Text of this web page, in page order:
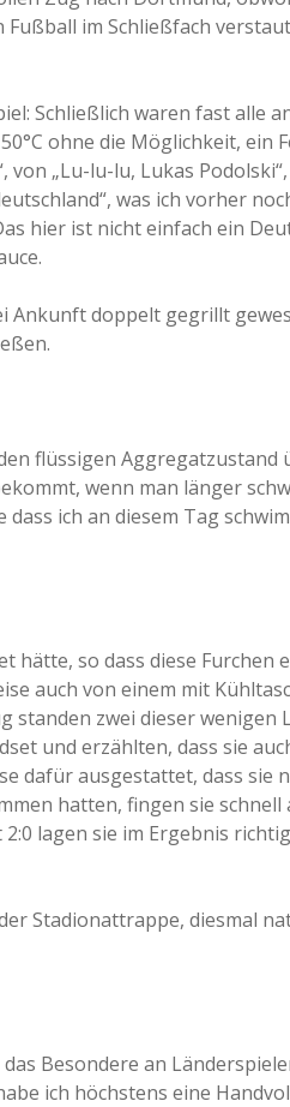
im Schließfach
Schließlich waren fast alle
ohne die Möglichkeit, ein
„Lu-lu-lu, Lukas
was ich vorher
hier ist nicht einfach ein
Ankunft doppelt gegrillt
flüssigen Aggregatzustand
wenn man länger
ich an diesem Tag
hätte, so dass diese Furchen
auch von einem mit
zwei dieser wenigen
und erzählten, dass sie
dafür ausgestattet, dass sie
hatten, fingen sie schnell
lagen sie im Ergebnis
Stadionattrappe, diesmal
Besondere an
ich höchstens eine